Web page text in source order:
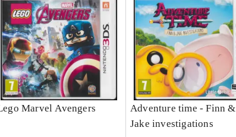
Marvel Avengers
Adventure time - Finn &
Jake investigations